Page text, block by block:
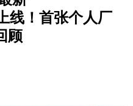
线！首张个人厂
顾